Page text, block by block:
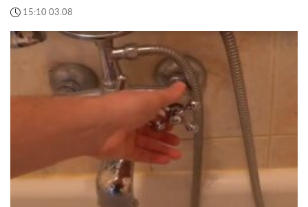
15:10 03.08